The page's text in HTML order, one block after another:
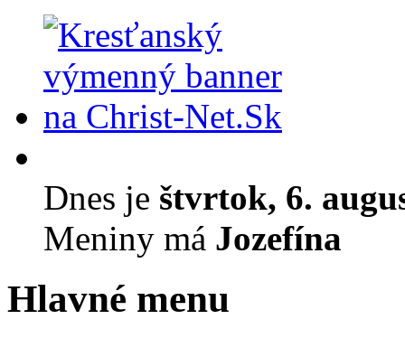
Dnes je štvrtok, 6.
Meniny má Jozefína
Hlavné menu